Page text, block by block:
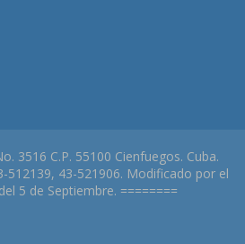
3516 C.P. 55100 Cienfuegos. Cuba.
512139, 43-521906. Modificado por el
5 de Septiembre. ========